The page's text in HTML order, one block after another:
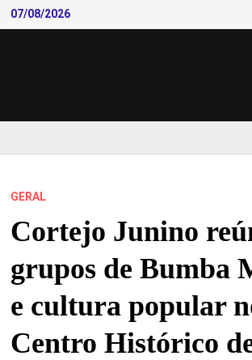
Skip
to
07/08/2026
GERAL
Cortejo Junino
grupos de Bumba
e cultura popular
Centro Histórico